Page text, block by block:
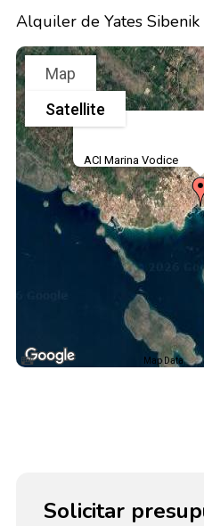
Alquiler de Yates Sibenik
ACI Marina Vodice
Map
Satellite
Map Data
Solicitar